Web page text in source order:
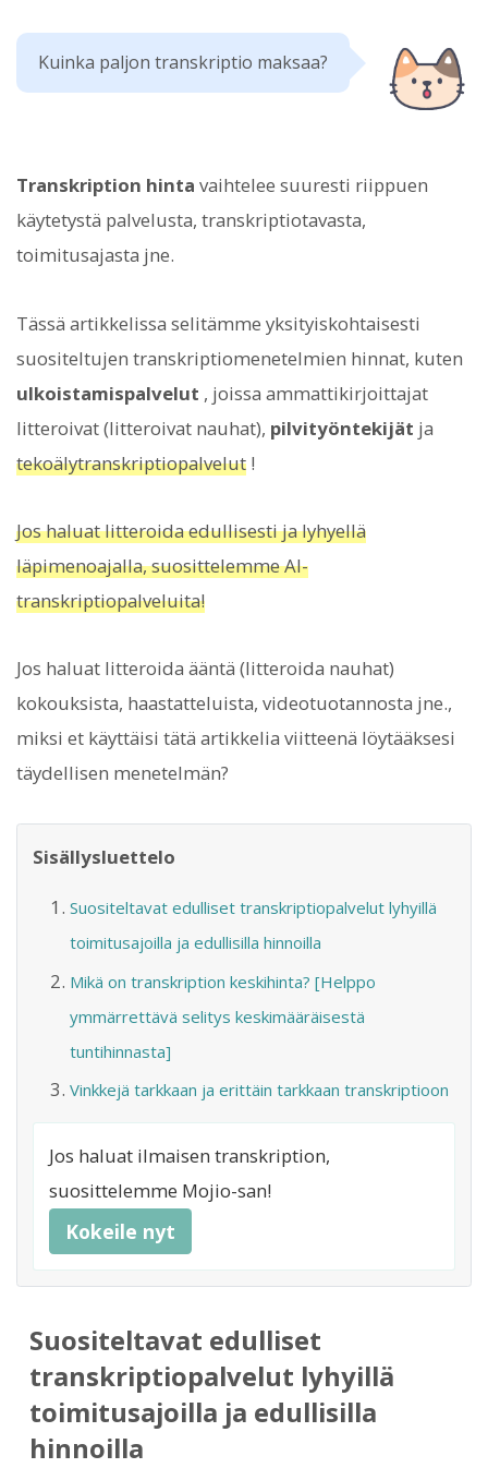
Kuinka paljon transkriptio maksaa?
Transkription hinta vaihtelee suuresti riippuen
käytetystä palvelusta, transkriptiotavasta,
toimitusajasta jne.
Tässä artikkelissa selitämme yksityiskohtaisesti
suositeltujen transkriptiomenetelmien hinnat, kuten
ulkoistamispalvelut , joissa ammattikirjoittajat
litteroivat (litteroivat nauhat), pilvityöntekijät ja
tekoälytranskriptiopalvelut !
Jos haluat litteroida edullisesti ja lyhyellä
läpimenoajalla, suosittelemme AI-
transkriptiopalveluita!
Jos haluat litteroida ääntä (litteroida nauhat)
kokouksista, haastatteluista, videotuotannosta jne.,
miksi et käyttäisi tätä artikkelia viitteenä löytääksesi
täydellisen menetelmän?
Sisällysluettelo
Suositeltavat edulliset transkriptiopalvelut lyhyillä
toimitusajoilla ja edullisilla hinnoilla
Mikä on transkription keskihinta? [Helppo
ymmärrettävä selitys keskimääräisestä
tuntihinnasta]
Vinkkejä tarkkaan ja erittäin tarkkaan transkriptioon
Jos haluat ilmaisen transkription,
suosittelemme Mojio-san!
Kokeile nyt
Suositeltavat edulliset
transkriptiopalvelut lyhyillä
toimitusajoilla ja edullisilla
hinnoilla